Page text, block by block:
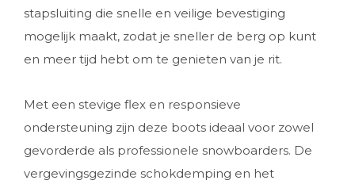
stapsluiting die snelle en veilige bevestiging
mogelijk maakt, zodat je sneller de berg op kunt
en meer tijd hebt om te genieten van je rit.
Met een stevige flex en responsieve
ondersteuning zijn deze boots ideaal voor zowel
gevorderde als professionele snowboarders. De
vergevingsgezinde schokdemping en het